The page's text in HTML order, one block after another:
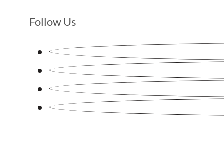
Follow Us